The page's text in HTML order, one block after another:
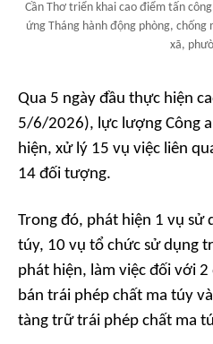
Cần Thơ triển khai cao điểm tấn
ứng Tháng hành động phòng, chống
xã,
Qua 5 ngày đầu thực hiện
5/6/2026), lực lượng Công
hiện, xử lý 15 vụ việc liên
14 đối tượng.
Trong đó, phát hiện 1 vụ sử
túy, 10 vụ tổ chức sử dụng
phát hiện, làm việc đối với
bán trái phép chất ma túy
tàng trữ trái phép chất ma